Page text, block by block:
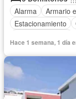
Alarma
Armario
Estacionamiento
Hace 1 semana, 1 día